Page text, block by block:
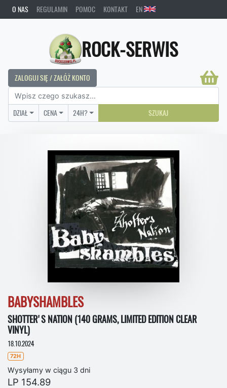
O NAS REGULAMIN POMOC KONTAKT EN
ROCK-SERWIS
ZALOGUJ SIĘ / ZAŁÓŻ KONTO
DZIAŁ CENA 24H? SZUKAJ
BABYSHAMBLES
SHOTTER'S NATION (140 GRAMS, LIMITED EDITION CLEAR
VINYL)
18.10.2024
72H
Wysyłamy w ciągu 3 dni
LP 154.89